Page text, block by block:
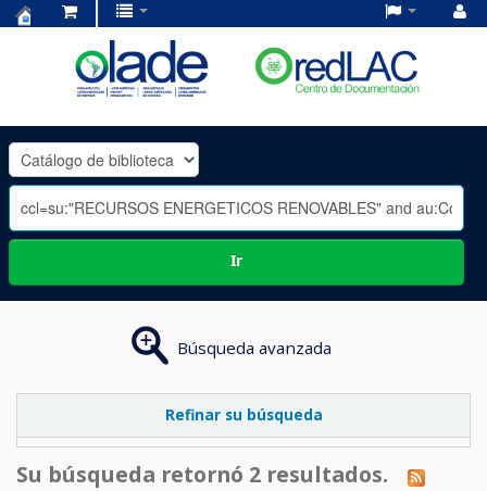
OLADE
-
Ir
Búsqueda avanzada
Refinar su búsqueda
Su búsqueda retornó 2 resultados.